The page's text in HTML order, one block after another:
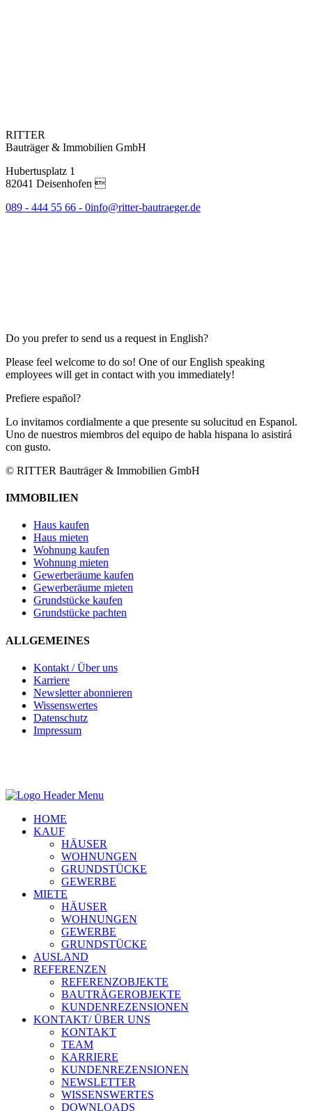
RITTER
Bauträger & Immobilien GmbH
Hubertusplatz 1
82041 Deisenhofen 
089 - 444 55 66 - 0info@ritter-bautraeger.de
Do you prefer to send us a request in English?
Please feel welcome to do so! One of our English speaking
employees will get in contact with you immediately!
Prefiere español?
Lo invitamos cordialmente a que presente su solucitud en Espanol.
Uno de nuestros miembros del equipo de habla hispana lo asistirá
con gusto.
© RITTER Bauträger & Immobilien GmbH
IMMOBILIEN
Haus kaufen
Haus mieten
Wohnung kaufen
Wohnung mieten
Gewerberäume kaufen
Gewerberäume mieten
Grundstücke kaufen
Grundstücke pachten
ALLGEMEINES
Kontakt / Über uns
Karriere
Newsletter abonnieren
Wissenswertes
Datenschutz
Impressum
HOME
KAUF
HÄUSER
WOHNUNGEN
GRUNDSTÜCKE
GEWERBE
MIETE
HÄUSER
WOHNUNGEN
GEWERBE
GRUNDSTÜCKE
AUSLAND
REFERENZEN
REFERENZOBJEKTE
BAUTRÄGEROBJEKTE
KUNDENREZENSIONEN
KONTAKT/ ÜBER UNS
KONTAKT
TEAM
KARRIERE
KUNDENREZENSIONEN
NEWSLETTER
WISSENSWERTES
DOWNLOADS